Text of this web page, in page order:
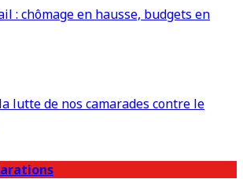
: chômage en hausse, budgets en
lutte de nos camarades contre le